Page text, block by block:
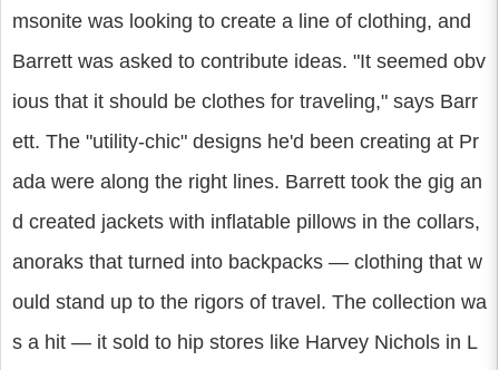
msonite was looking to create a line of clothing, and
Barrett was asked to contribute ideas. "It seemed obv
ious that it should be clothes for traveling," says Barr
ett. The "utility-chic" designs he'd been creating at Pr
ada were along the right lines. Barrett took the gig an
d created jackets with inflatable pillows in the collars,
anoraks that turned into backpacks — clothing that w
ould stand up to the rigors of travel. The collection wa
s a hit — it sold to hip stores like Harvey Nichols in L